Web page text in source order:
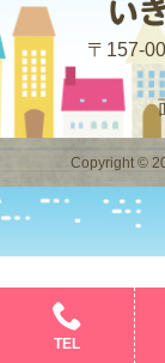
〒157-
Copyright ©
TEL